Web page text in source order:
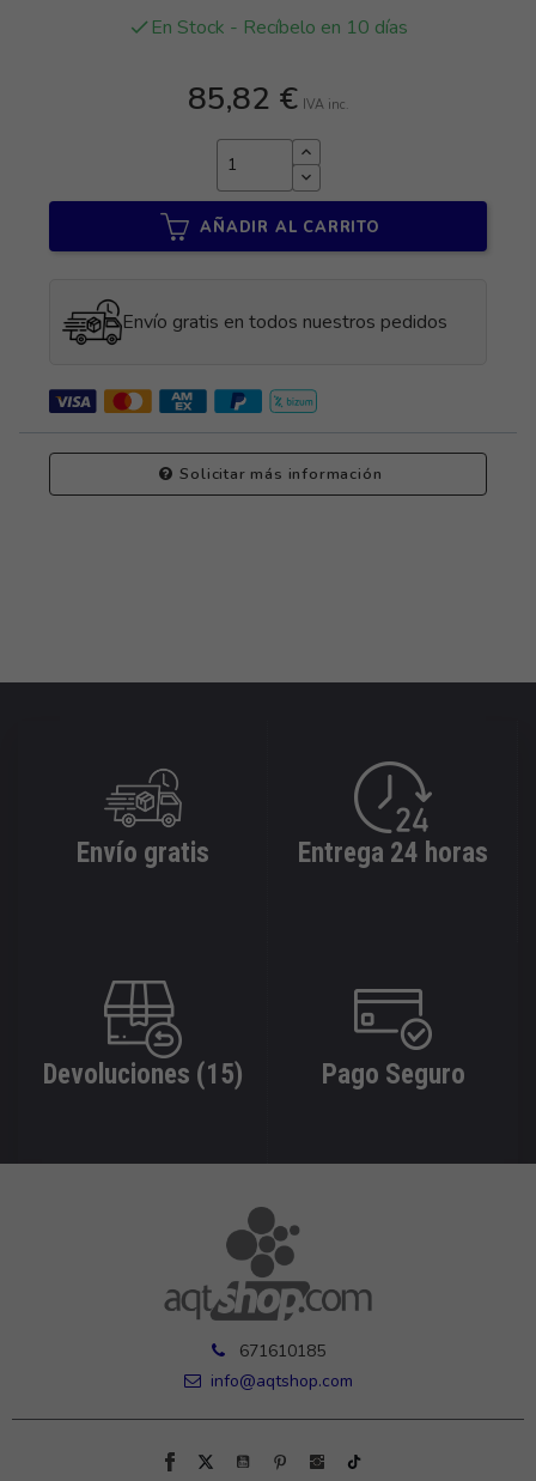
done En Stock - Recíbelo en 10 días
85,82 € IVA inc.
AÑADIR AL CARRITO
Envío gratis en todos nuestros pedidos
Solicitar más información
Envío gratis Entrega 24 horas
Devoluciones (15) Pago Seguro
671610185
info@aqtshop.com